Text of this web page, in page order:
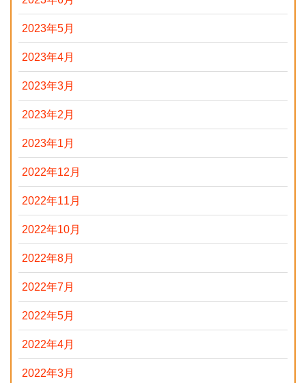
2023年5月
2023年4月
2023年3月
2023年2月
2023年1月
2022年12月
2022年11月
2022年10月
2022年8月
2022年7月
2022年5月
2022年4月
2022年3月